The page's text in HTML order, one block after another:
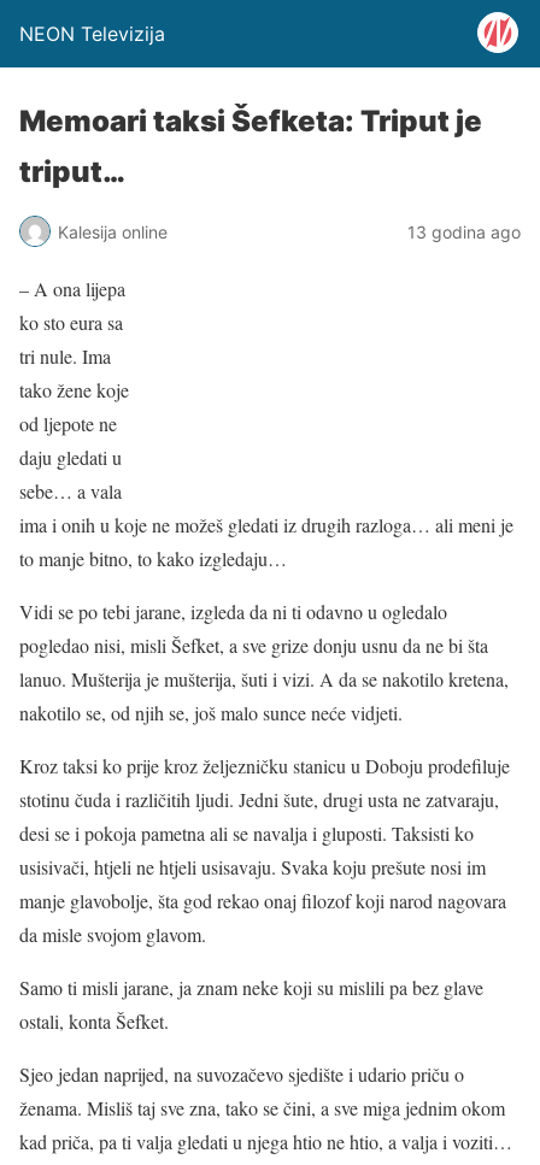
NEON Televizija
Memoari taksi Šefketa: Triput je
triput…
Kalesija online 13 godina ago
– A ona lijepa
ko sto eura sa
tri nule. Ima
tako žene koje
od ljepote ne
daju gledati u
sebe… a vala
ima i onih u koje ne možeš gledati iz drugih razloga… ali meni je
to manje bitno, to kako izgledaju…
Vidi se po tebi jarane, izgleda da ni ti odavno u ogledalo
pogledao nisi, misli Šefket, a sve grize donju usnu da ne bi šta
lanuo. Mušterija je mušterija, šuti i vizi. A da se nakotilo kretena,
nakotilo se, od njih se, još malo sunce neće vidjeti.
Kroz taksi ko prije kroz željezničku stanicu u Doboju prodefiluje
stotinu čuda i različitih ljudi. Jedni šute, drugi usta ne zatvaraju,
desi se i pokoja pametna ali se navalja i gluposti. Taksisti ko
usisivači, htjeli ne htjeli usisavaju. Svaka koju prešute nosi im
manje glavobolje, šta god rekao onaj filozof koji narod nagovara
da misle svojom glavom.
Samo ti misli jarane, ja znam neke koji su mislili pa bez glave
ostali, konta Šefket.
Sjeo jedan naprijed, na suvozačevo sjedište i udario priču o
ženama. Misliš taj sve zna, tako se čini, a sve miga jednim okom
kad priča, pa ti valja gledati u njega htio ne htio, a valja i voziti…